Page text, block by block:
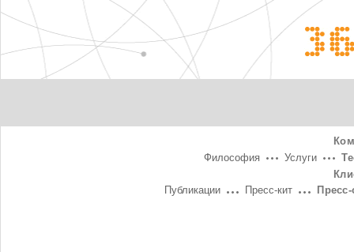
Услуги
Философия
Пресс-кит
Публикации